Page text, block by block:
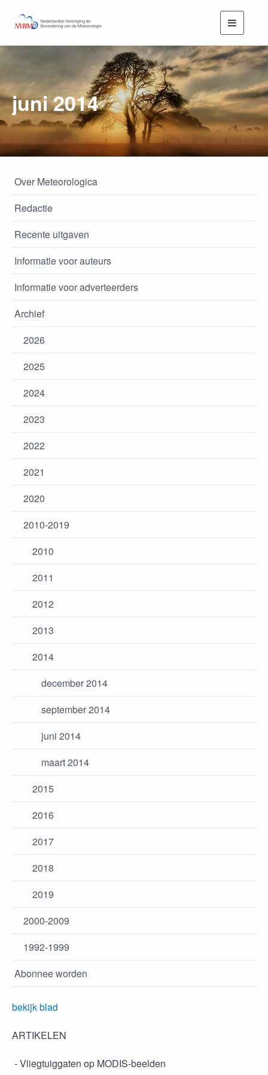
Toggle
juni 2014
Over Meteorologica
Redactie
Recente uitgaven
Informatie voor auteurs
Informatie voor adverteerders
Archief
2026
2025
2024
2023
2022
2021
2020
2010-2019
2010
2011
2012
2013
2014
december 2014
september 2014
juni 2014
maart 2014
2015
2016
2017
2018
2019
2000-2009
1992-1999
Abonnee worden
bekijk blad
ARTIKELEN
- Vliegtuiggaten op MODIS-beelden